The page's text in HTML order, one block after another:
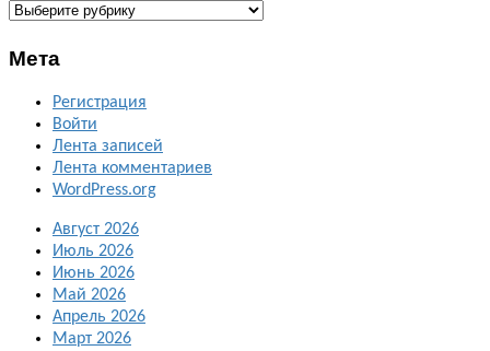
ГАЛЕРЕИ
Мета
Регистрация
Войти
Лента записей
Лента комментариев
WordPress.org
Август 2026
Июль 2026
Июнь 2026
Май 2026
Апрель 2026
Март 2026